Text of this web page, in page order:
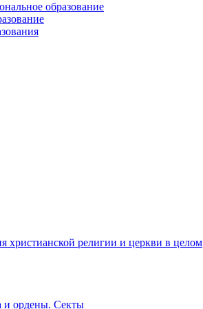
образование
христианской религии и церкви в целом
и ордены. Секты